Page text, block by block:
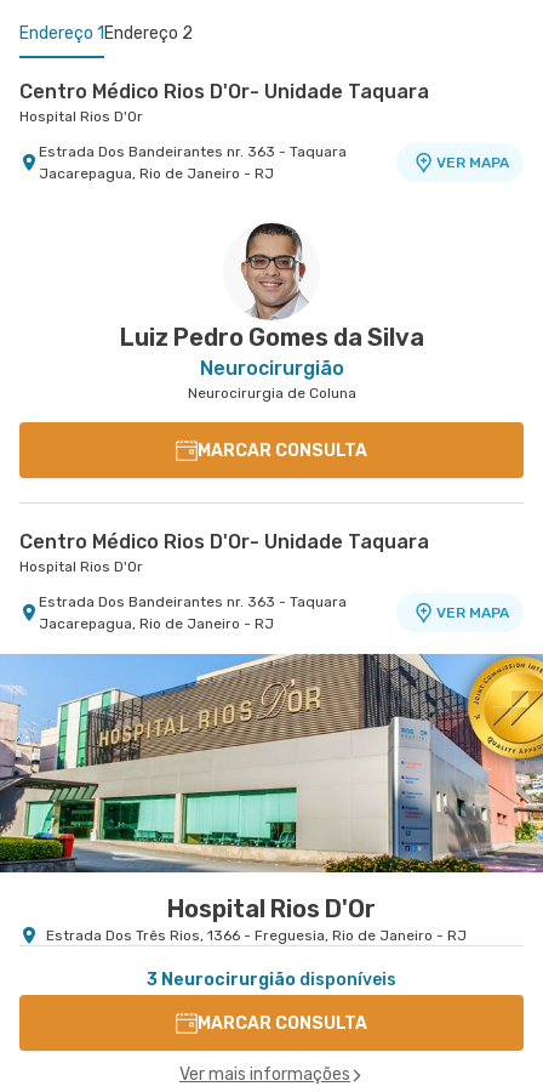
Endereço 1 Endereço 2
Centro Médico Rios D'Or- Unidade Taquara
Hospital Rios D'Or
Estrada Dos Bandeirantes nr. 363 - Taquara
Jacarepagua, Rio de Janeiro - RJ
VER MAPA
Rua Olinda Ellis nr. 73 - Campo Grande, Rio de
Luiz Pedro Gomes da Silva
Neurocirurgião
Neurocirurgia de Coluna
MARCAR CONSULTA
Centro Médico Rios D'Or- Unidade Taquara
Hospital Rios D'Or
Estrada Dos Bandeirantes nr. 363 - Taquara
Jacarepagua, Rio de Janeiro - RJ
VER MAPA
Hospital Rios D'Or
Estrada Dos Três Rios, 1366 - Freguesia, Rio de Janeiro - RJ
3 Neurocirurgião disponíveis
MARCAR CONSULTA
Ver mais informações